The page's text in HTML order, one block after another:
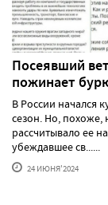
Посеявший
пожинает
В России начался
сезон. Но, похоже,
рассчитывало ее
убеждавшее св......
24 ИЮНЯ'2024